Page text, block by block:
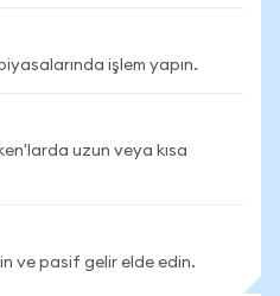
işlem yapın.
uzun veya kısa
ve pasif gelir elde edin.